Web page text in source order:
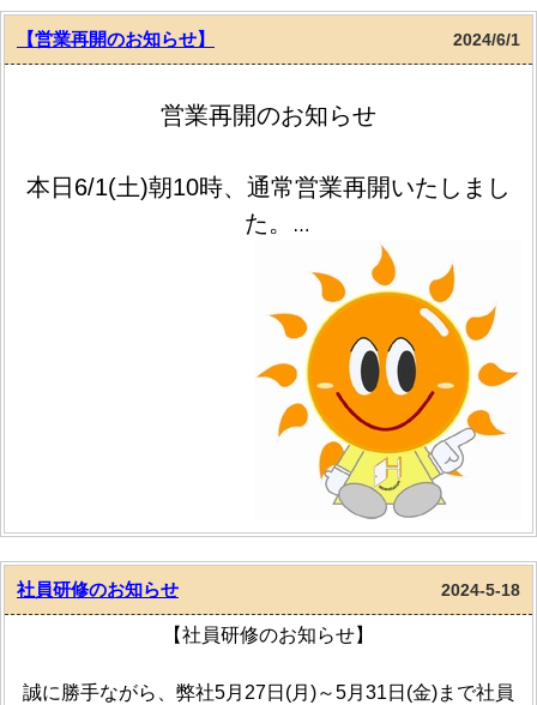
旅行先故に食べすぎでまぁまぁお腹いっぱいな状態で挑んでし
まいましたが
身がふわっふわんでおいしくとっっってもおいしく元気チャー
【営業再開のお知らせ】 2024/6/1
営業再開のお知らせ
本日6/1(土)朝10時、通常営業再開いたしまし
た。
皆様のご来店、心よりお待ちしております。
ハウステーション中村橋店
社員研修のお知らせ 2024-5-18
【社員研修のお知らせ】
誠に勝手ながら、弊社5月27日(月)～5月31日(金)まで社員